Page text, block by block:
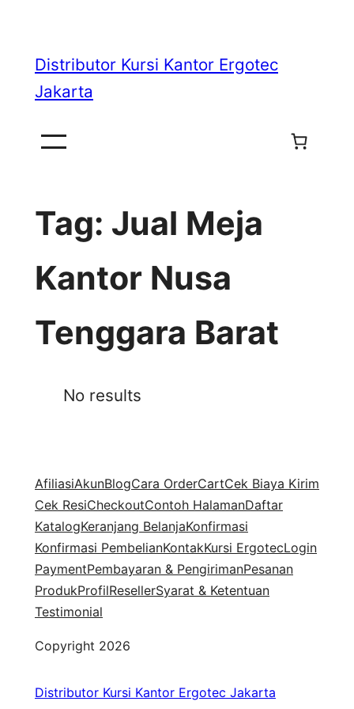
content
Distributor Kursi Kantor Ergotec
Jakarta
Tag: Jual Meja
Kantor Nusa
Tenggara Barat
No results
AfiliasiAkunBlogCara OrderCartCek Biaya Kirim
Cek ResiCheckoutContoh HalamanDaftar
KatalogKeranjang BelanjaKonfirmasi
Konfirmasi PembelianKontakKursi ErgotecLogin
PaymentPembayaran & PengirimanPesanan
ProdukProfilResellerSyarat & Ketentuan
Testimonial
Copyright 2026
Distributor Kursi Kantor Ergotec Jakarta